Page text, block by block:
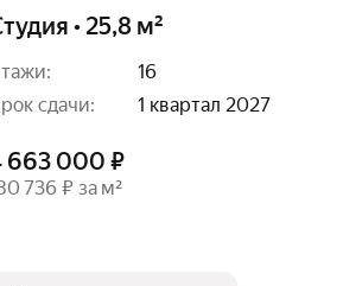
• 25,8 м²
16
сдачи:
1 квартал 2027
663 000 ₽
736 ₽ за м²